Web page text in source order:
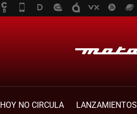
HOY NO CIRCULA LANZAMIENTOS